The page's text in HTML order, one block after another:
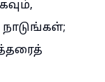
நாடுங்கள்;